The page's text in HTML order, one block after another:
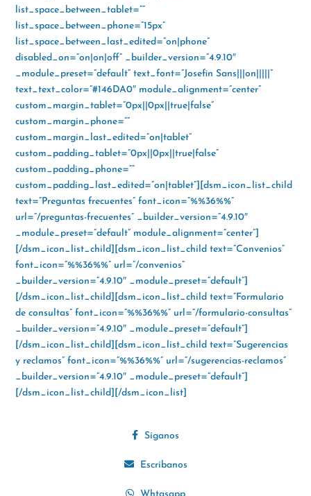
p
p
list_space_between_tablet=””
list_space_between_phone=”15px”
list_space_between_last_edited=”on|phone”
disabled_on=”on|on|off” _builder_version=”4.9.10″
_module_preset=”default” text_font=”Josefin Sans|||on|||||”
text_text_color=”#146DA0″ module_alignment=”center”
custom_margin_tablet=”0px||0px||true|false”
custom_margin_phone=””
custom_margin_last_edited=”on|tablet”
custom_padding_tablet=”0px||0px||true|false”
custom_padding_phone=””
custom_padding_last_edited=”on|tablet”][dsm_icon_list_child
text=”Preguntas frecuentes” font_icon=”%%36%%”
url=”/preguntas-frecuentes” _builder_version=”4.9.10″
_module_preset=”default” module_alignment=”center”]
[/dsm_icon_list_child][dsm_icon_list_child text=”Convenios”
font_icon=”%%36%%” url=”/convenios”
_builder_version=”4.9.10″ _module_preset=”default”]
[/dsm_icon_list_child][dsm_icon_list_child text=”Formulario
de consultas” font_icon=”%%36%%” url=”/formulario-consultas”
_builder_version=”4.9.10″ _module_preset=”default”]
[/dsm_icon_list_child][dsm_icon_list_child text=”Sugerencias
y reclamos” font_icon=”%%36%%” url=”/sugerencias-reclamos”
_builder_version=”4.9.10″ _module_preset=”default”]
[/dsm_icon_list_child][/dsm_icon_list]
Síganos
Escríbanos